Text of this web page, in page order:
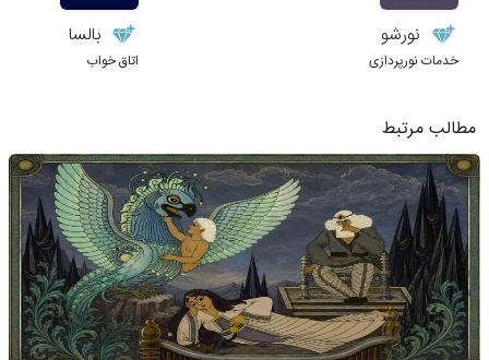
نورشو
خدمات نورپردازی
بالسا
اتاق خواب
مطالب مرتبط